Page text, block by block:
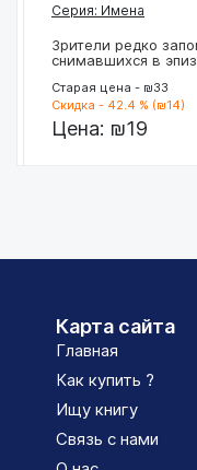
Серия: Имена
Зрители редко
снимавшихся в
Старая цена - ₪33
Скидка - 42.4 % (₪14)
Цена: ₪19
Карта сайта
Главная
Как купить ?
Ищу книгу
Связь с нами